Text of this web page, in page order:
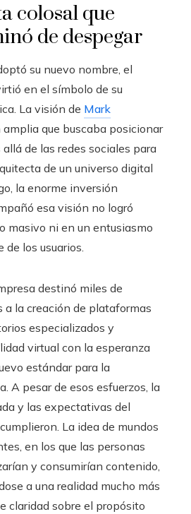
colosal que
de despegar
su nuevo nombre, el
en el símbolo de su
La visión de Mark
amplia que buscaba posicionar
de las redes sociales para
de un universo digital
la enorme inversión
esa visión no logró
masivo ni en un entusiasmo
los usuarios.
destinó miles de
a la creación de plataformas
especializados y
virtual con la esperanza
estándar para la
A pesar de esos esfuerzos, la
y las expectativas del
La idea de mundos
en los que las personas
y consumirían contenido,
a una realidad mucho más
claridad sobre el propósito